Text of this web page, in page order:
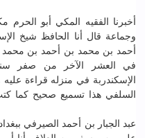
أخبرنا الفقيه المكي أبو
وجماعة قال أنا الحافظ شيخ
أحمد بن محمد بن أحمد بن محمد
في العشر الآخر من صفر
الإسكندربة في منزله قراءة
السلفي هذا تسميع صحيح كما
عبد الجبار بن أحمد الصيرفي